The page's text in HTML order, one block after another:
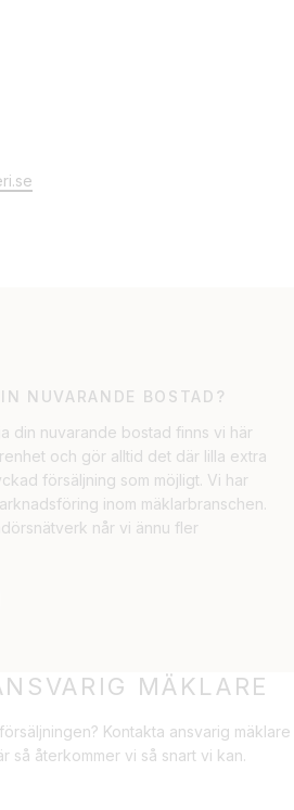
NUVARANDE BOSTAD?
din nuvarande bostad finns vi här
och gör alltid det där lilla extra
försäljning som möjligt. Vi har
inom mäklarbranschen.
når vi ännu fler
MÄKLARE
Kontakta ansvarig mäklare
så återkommer vi så snart vi kan.